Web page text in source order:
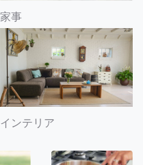
家事
インテリア